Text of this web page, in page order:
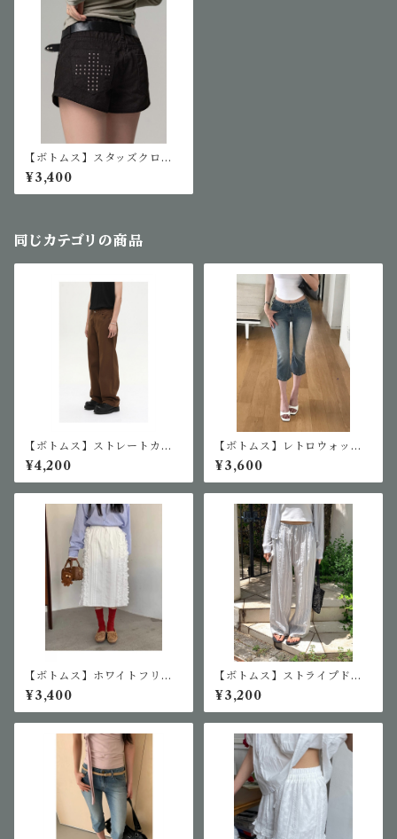
【ボトムス】スタッズクロス
ショートパンツ
¥3,400
同じカテゴリの商品
【ボトムス】ストレートカジ
ュアルパンツ
¥4,200
【ボトムス】レトロウォッシ
ュデニムカプリパンツ
¥3,600
【ボトムス】ホワイトフリル
スカート
¥3,400
【ボトムス】ストライプドロ
ーストリングワイドパンツ
¥3,200